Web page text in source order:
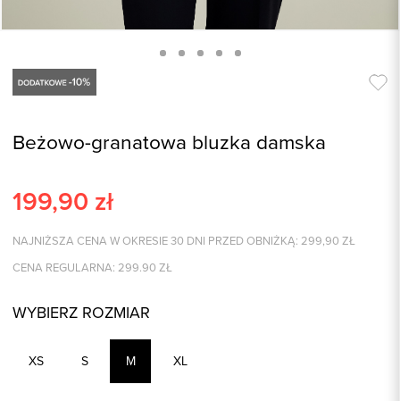
Beżowo-granatowa bluzka damska
199,90 zł
NAJNIŻSZA CENA W OKRESIE 30 DNI PRZED OBNIŻKĄ: 299,90 ZŁ
CENA REGULARNA: 299.90 ZŁ
WYBIERZ ROZMIAR
XS S M XL